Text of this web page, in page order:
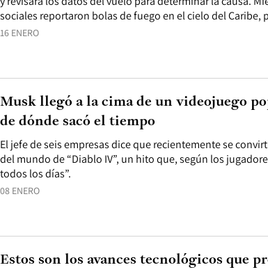
16 ENERO
sociales reportaron bolas de fuego en el cielo del
08 ENERO
El jefe de seis empresas dice que recientemente se
del mundo de “Diablo IV”, un hito que, según los
todos los días”.
Musk llegó a la cima de un videojuego
de dónde sacó el tiempo
Estos son los avances tecnológicos que